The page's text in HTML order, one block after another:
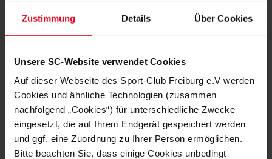
Zustimmung Details Über Cookies
Unsere SC-Website verwendet Cookies
Auf dieser Webseite des Sport-Club Freiburg e.V werden
Cookies und ähnliche Technologien (zusammen
nachfolgend „Cookies“) für unterschiedliche Zwecke
eingesetzt, die auf Ihrem Endgerät gespeichert werden
und ggf. eine Zuordnung zu Ihrer Person ermöglichen.
Bitte beachten Sie, dass einige Cookies unbedingt
Duisburg in der Liga im dritten Spiel der Woche
hinbekommen.“
Duisburger Startelf, konnten aber die beiden Niederlagen
gegen den 1. FC Nürnberg und die TSG Hoffenheim nicht
verhindern. Auf Freiburger Seite hingegen bleibt personell
alles beim Alten: Lena Nuding (Aufbautraining nach
Knieverletzung), Kim Fellhauer (Knieverletzung), Meret Felde
(schwanger), Chiara Bouziane (Aufbautraining) und Svenja
Fölmli (Kreuzbandriss) stehen weiterhin nicht zur Verfügung.